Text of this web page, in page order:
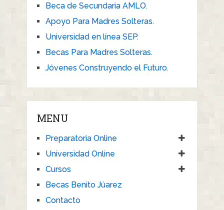
Beca de Secundaria AMLO.
Apoyo Para Madres Solteras.
Universidad en línea SEP.
Becas Para Madres Solteras.
Jóvenes Construyendo el Futuro.
MENU
Preparatoria Online
Universidad Online
Cursos
Becas Benito Júarez
Contacto